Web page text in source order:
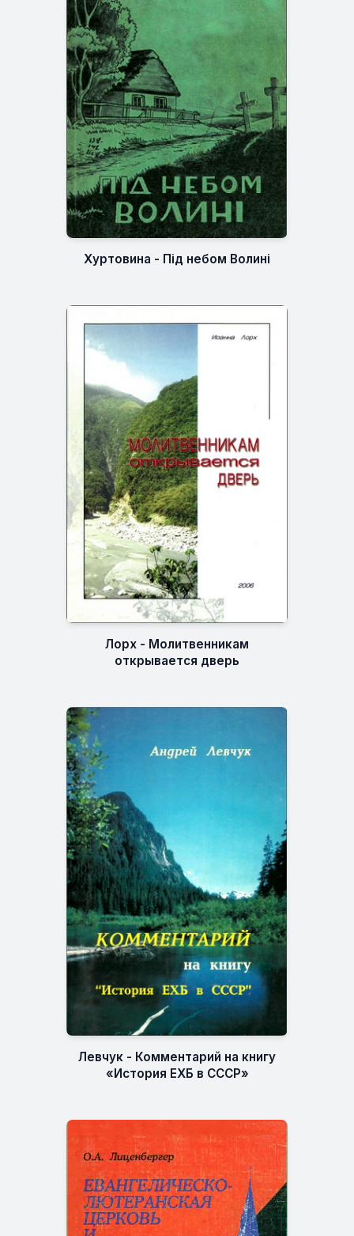
Хуртовина - Під небом Волині
Лорх - Молитвенникам
открывается дверь
Левчук - Комментарий на книгу
«История ЕХБ в СССР»